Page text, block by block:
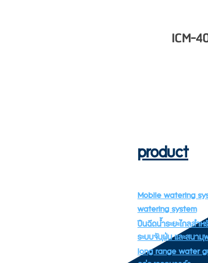
ICM-
product
Mobile watering
watering system
ปืนฉีดน้ำระยะไกลสำห
ระบบจับฝุ่น และสนา
long range water